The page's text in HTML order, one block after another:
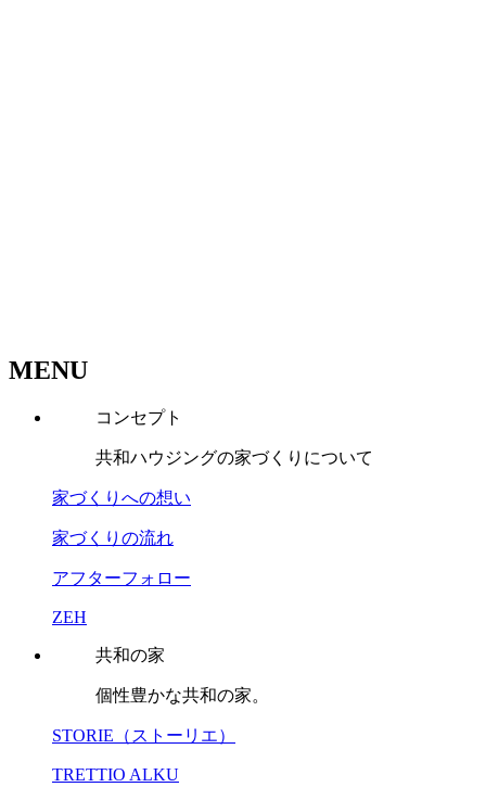
MENU
コンセプト
共和ハウジングの家づくりについて
家づくりへの想い
家づくりの流れ
アフターフォロー
ZEH
共和の家
個性豊かな共和の家。
STORIE（ストーリエ）
TRETTIO ALKU